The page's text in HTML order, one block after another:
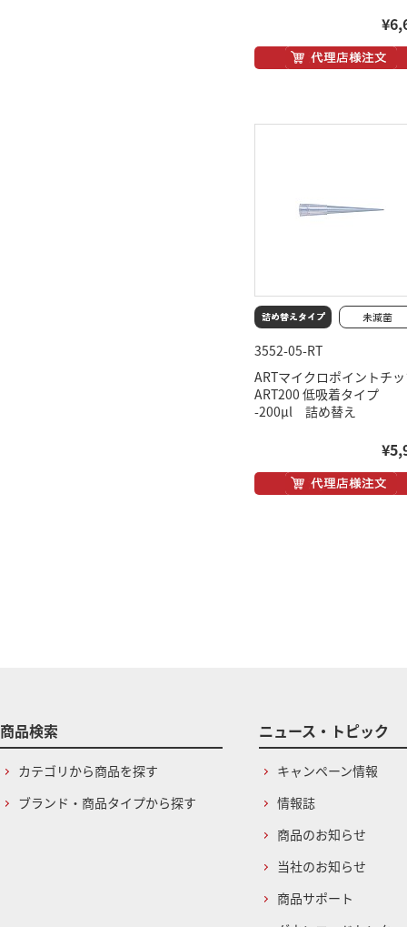
3552-05-RT
ARTマイクロポイントチ
ART200 低吸着タイプ
-200μl 詰め替え
商品検索
カテゴリから商品を探す
ブランド・商品タイプから探す
ニュース・トピック
キャンペーン情報
情報誌
商品のお知らせ
当社のお知らせ
商品サポート